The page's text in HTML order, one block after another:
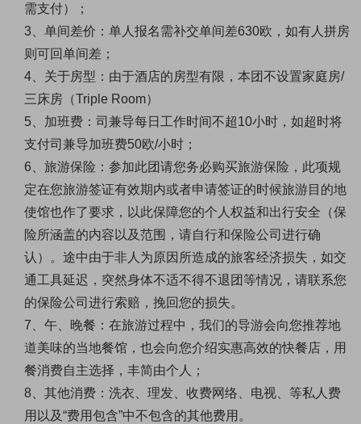
需支付）
；
3、单间差价： 单人报名需补交单间差630欧，如有人拼房
则可回单间差；
4、关于房型：由于酒店的房型有限，本团不设置家庭房/
三床房（Triple Room）
5、加班费：司兼导每日工作时间不超10小时，如超时将
支付司兼导加班费50欧/小时；
6、 旅游保险：参加此团请您务必购买旅游保险，此项规
定在您旅游签证有效期内或者申请签证的时候旅游目的地
使馆也作了要求，以此保障您的个人权益和出行安全（保
险所涵盖的内容以及范围，请自行和保险公司进行确
认）。途中由于非人为原因所造成的旅客经济损失，如交
通工具延迟，突然身体不适不得不退团等情况，请联系您
的保险公司进行索赔，挽回您的损失。
7、午、晚餐：在旅游过程中，我们的导游会向您推荐地
道美味的当地餐馆，也会向您介绍实惠高效的快餐店，用
餐消费自主选择，丰简由个人；
8、其他消费：洗衣、理发、收费网络、电视、等私人费
用以及“费用包含”中不包含的其他费用。